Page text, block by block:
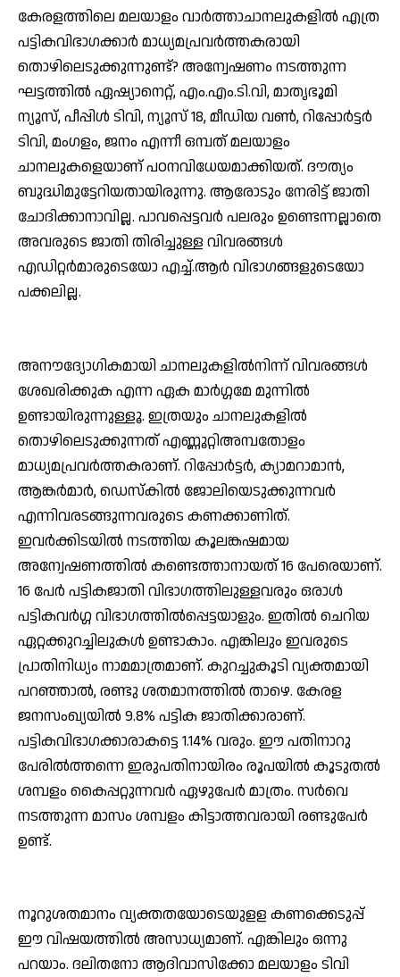
കേരളത്തിലെ മലയാളം വാര്‍ത്താചാനലുകളില്‍ എത്ര
പട്ടികവിഭാഗക്കാര്‍ മാധ്യമപ്രവര്‍ത്തകരായി
തൊഴിലെടുക്കുന്നുണ്ട്? അന്വേഷണം നടത്തുന്ന
ഘട്ടത്തില്‍ ഏഷ്യാനെറ്റ്, എം.എം.ടി.വി, മാതൃഭൂമി
ന്യൂസ്, പീപ്പിള്‍ ടിവി, ന്യൂസ് 18, മീഡിയ വണ്‍, റിപ്പോര്‍ട്ടര്‍
ടിവി, മംഗളം, ജനം എന്നീ ഒമ്പത് മലയാളം
ചാനലുകളെയാണ് പഠനവിധേയമാക്കിയത്. ദൗത്യം
ബുദ്ധിമുട്ടേറിയതായിരുന്നു. ആരോടും നേരിട്ട് ജാതി
ചോദിക്കാനാവില്ല. പാവപ്പെട്ടവര്‍ പലരും ഉണ്ടെന്നല്ലാതെ
അവരുടെ ജാതി തിരിച്ചുള്ള വിവരങ്ങള്‍
എഡിറ്റര്‍മാരുടെയോ എച്ച്.ആര്‍ വിഭാഗങ്ങളുടെയോ
പക്കലില്ല.
അനൗദ്യോഗികമായി ചാനലുകളില്‍നിന്ന് വിവരങ്ങള്‍
ശേഖരിക്കുക എന്ന ഏക മാര്‍ഗ്ഗമേ മുന്നില്‍
ഉണ്ടായിരുന്നുള്ളൂ. ഇത്രയും ചാനലുകളില്‍
തൊഴിലെടുക്കുന്നത് എണ്ണൂറ്റിഅമ്പതോളം
മാധ്യമപ്രവര്‍ത്തകരാണ്. റിപ്പോര്‍ട്ടര്‍, ക്യാമറാമാന്‍,
ആങ്കര്‍മാര്‍, ഡെസ്‌കില്‍ ജോലിയെടുക്കുന്നവര്‍
എന്നിവരടങ്ങുന്നവരുടെ കണക്കാണിത്.
ഇവര്‍ക്കിടയില്‍ നടത്തിയ കൂലങ്കഷമായ
അന്വേഷണത്തില്‍ കണ്ടെത്താനായത് 16 പേരെയാണ്.
16 പേര്‍ പട്ടികജാതി വിഭാഗത്തിലുള്ളവരും ഒരാള്‍
പട്ടികവര്‍ഗ്ഗ വിഭാഗത്തില്‍പ്പെട്ടയാളും. ഇതില്‍ ചെറിയ
ഏറ്റക്കുറച്ചിലുകള്‍ ഉണ്ടാകാം. എങ്കിലും ഇവരുടെ
പ്രാതിനിധ്യം നാമമാത്രമാണ്. കുറച്ചുകൂടി വ്യക്തമായി
പറഞ്ഞാല്‍, രണ്ടു ശതമാനത്തില്‍ താഴെ. കേരള
ജനസംഖ്യയില്‍ 9.8% പട്ടിക ജാതിക്കാരാണ്.
പട്ടികവിഭാഗക്കാരാകട്ടെ 1.14% വരും. ഈ പതിനാറു
പേരില്‍ത്തന്നെ ഇരുപതിനായിരം രൂപയില്‍ കൂടുതല്‍
ശമ്പളം കൈപ്പറ്റുന്നവര്‍ ഏഴുപേര്‍ മാത്രം. സര്‍വെ
നടത്തുന്ന മാസം ശമ്പളം കിട്ടാത്തവരായി രണ്ടുപേര്‍
ഉണ്ട്.
നൂറുശതമാനം വ്യക്തതയോടെയുളള കണക്കെടുപ്പ്
ഈ വിഷയത്തില്‍ അസാധ്യമാണ്. എങ്കിലും ഒന്നു
പറയാം. ദലിതനോ ആദിവാസിക്കോ മലയാളം ടിവി